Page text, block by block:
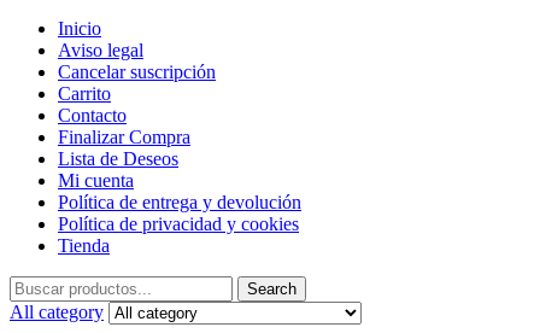
Inicio
Aviso legal
Cancelar suscripción
Carrito
Contacto
Finalizar Compra
Lista de Deseos
Mi cuenta
Política de entrega y devolución
Política de privacidad y cookies
Tienda
Search
for:
Search
All category